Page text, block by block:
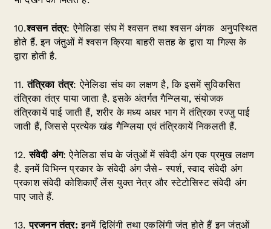
10.श्वसन तंत्र: ऐनेलिडा संघ में श्वसन तथा श्वसन अंगक अनुपस्थित
होते हैं. इन जंतुओं में श्वसन क्रिया बाहरी सतह के द्वारा या गिल्स के
द्वारा होती है.
11.तंत्रिका तंत्र: ऐनेलिडा संघ का लक्षण है, कि इसमें सुविकसित
तंत्रिका तंत्र पाया जाता है. इसके अंतर्गत गैन्ग्लिया, संयोजक
तंत्रिकायें पाई जाती हैं, शरीर के मध्य अधर भाग में तंत्रिका रज्जु पाई
जाती हैं, जिससे प्रत्येक खंड गैन्ग्लिया एवं तंत्रिकायें निकलती हैं.
12.संवेदी अंग: ऐनेलिडा संघ के जंतुओं में संवेदी अंग एक प्रमुख लक्षण
है. इनमें विभिन्न प्रकार के संवेदी अंग जैसे- स्पर्श, स्वाद संवेदी अंग
प्रकाश संवेदी कोशिकाएँ लेंस युक्त नेत्र और स्टेटोसिस्ट संवेदी अंग
पाए जाते हैं.
13.प्रजनन तंत्र: इनमें द्विलिंगी तथा एकलिंगी जंतु होते हैं इन जंतुओं